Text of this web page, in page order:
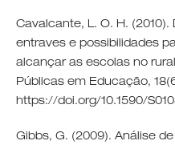
Cavalcante, L. O. H.
entraves e possibilidades
alcançar as escolas no
Públicas em Educação,
https://doi.org/10.1590/
Gibbs, G. (2009). Análise